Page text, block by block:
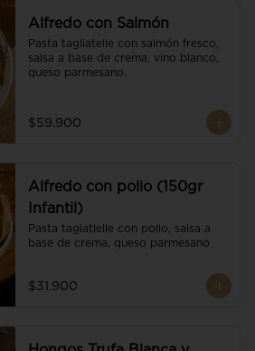
Alfredo con Salmón
Pasta tagliatelle con salmón fresco,
salsa a base de crema, vino blanco,
queso parmesano.
$59.900
Alfredo con pollo (150gr
Infantil)
Pasta tagiatlelle con pollo, salsa a
base de crema, queso parmesano
$31.900